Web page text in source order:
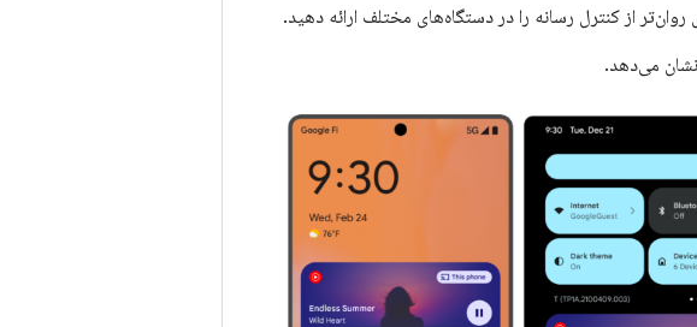
از کنترل رسانه را در دستگاه‌های مختلف ارائه دهید.